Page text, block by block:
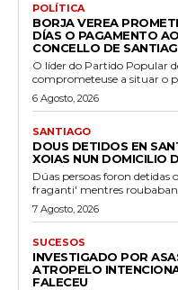
POLÍTICA
BORJA VEREA
DÍAS O PAGAMENTO
CONCELLO DE
O líder do Partido Popular
comprometeuse a situar o
6 Agosto, 2026
SANTIAGO
DOUS DETIDOS EN
XOIAS NUN DOMICILIO
Dúas persoas foron detidas
fraganti' mentres
7 Agosto, 2026
SUCESOS
INVESTIGADO POR
ATROPELO
FALECEU